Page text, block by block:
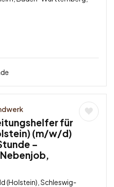
für
(m/w/d)
–
(Holstein), Schleswig-